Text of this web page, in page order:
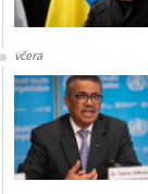
včera